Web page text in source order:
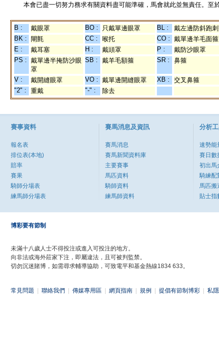
本會已盡一切努力務求有關資料盡可能準確，馬會就此並無責任。至
B : 戴眼罩 BO : 只戴單邊眼罩 BL :
戴左邊防斜跑
BK :
閘氈 CC : 喉托 CO : 戴單邊羊毛面箍
E :
戴耳塞 H : 戴頭罩 P :
戴防沙眼罩
PS : 戴單邊半掩防沙眼
罩
SB : 戴羊毛額箍 SR : 鼻箍
V : 戴開縫眼罩 VO : 戴單邊開縫眼罩 XB :
交叉鼻箍
"2" :
重戴 "-" : 除去
賽事資料
報名表
排位表(本地)
賠率
賽果
騎師分場表
練馬師分場表
賽馬消息及資訊
賽馬消息
賽馬新聞資料庫
主要賽事
馬匹資料
騎師資料
練馬師資料
分析
速勢能
賽日數
初出馬
騎練配
馬匹搬
貼士指
博彩要有節制
未滿十八歲人士不得投注或進入可投注的地方。
向非法或海外莊家下注，即屬違法，且可被判監禁。
切勿沉迷賭博，如需尋求輔導協助，可致電平和基金熱線1834 633。
常見問題 聯絡我們 傳媒專用區 網頁指南 規例 提倡有節制博彩 私